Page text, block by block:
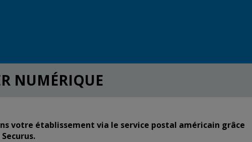
NUMÉRIQUE
votre établissement via le service postal américain grâce